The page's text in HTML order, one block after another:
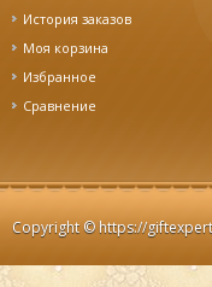
История заказов
Моя корзина
Избранное
Cравнение
Copyright ©https://